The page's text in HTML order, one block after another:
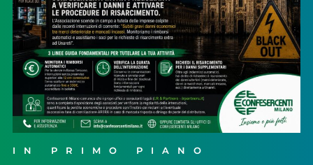
IN PRIMO PIANO